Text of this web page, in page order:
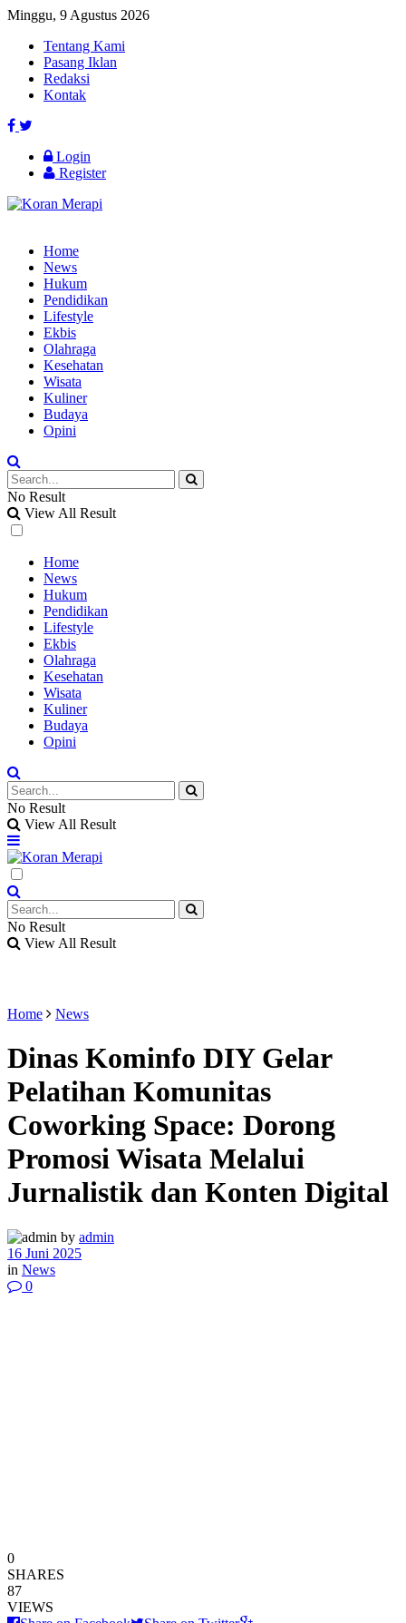
Minggu, 9 Agustus 2026
Tentang Kami
Pasang Iklan
Redaksi
Kontak
Login
Register
Home
News
Hukum
Pendidikan
Lifestyle
Ekbis
Olahraga
Kesehatan
Wisata
Kuliner
Budaya
Opini
No Result
View All Result
Home
News
Hukum
Pendidikan
Lifestyle
Ekbis
Olahraga
Kesehatan
Wisata
Kuliner
Budaya
Opini
No Result
View All Result
No Result
View All Result
Home News
Dinas Kominfo DIY Gelar
Pelatihan Komunitas
Coworking Space: Dorong
Promosi Wisata Melalui
Jurnalistik dan Konten Digital
by admin
16 Juni 2025
in News
0
0
SHARES
87
VIEWS